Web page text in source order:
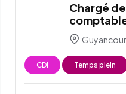
Chargé
CDI Temps plein